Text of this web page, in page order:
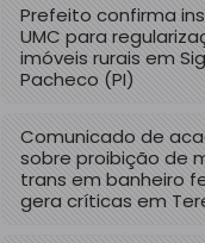
Prefeito confirma
UMC para
imóveis rurais em
Pacheco (PI)
Comunicado de
sobre proibição de
trans em banheiro
gera críticas em